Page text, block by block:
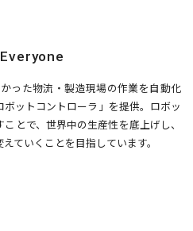
った物流・製造現場の作業を自動化
ットコントローラ」を提供。ロボッ
とで、世界中の⽣産性を底上げし、
ていくことを目指しています。